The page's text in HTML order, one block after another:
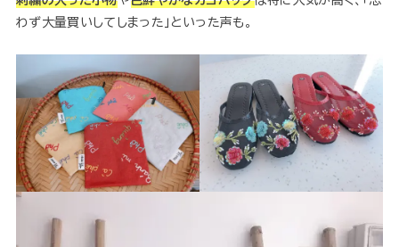
わず大量買いしてしまった」といった声も。